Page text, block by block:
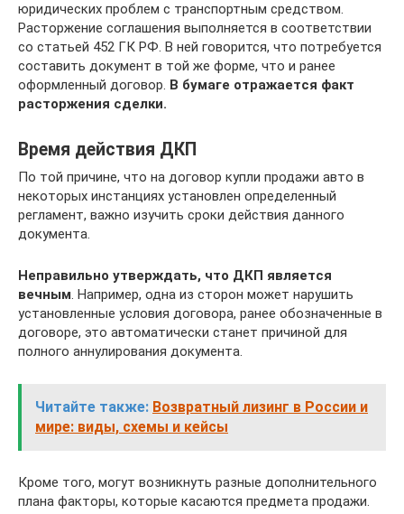
юридических проблем с транспортным средством.
Расторжение соглашения выполняется в соответствии
со статьей 452 ГК РФ. В ней говорится, что потребуется
составить документ в той же форме, что и ранее
оформленный договор. В бумаге отражается факт
расторжения сделки.
Время действия ДКП
По той причине, что на договор купли продажи авто в
некоторых инстанциях установлен определенный
регламент, важно изучить сроки действия данного
документа.
Неправильно утверждать, что ДКП является
вечным. Например, одна из сторон может нарушить
установленные условия договора, ранее обозначенные в
договоре, это автоматически станет причиной для
полного аннулирования документа.
Читайте также: Возвратный лизинг в России и
мире: виды, схемы и кейсы
Кроме того, могут возникнуть разные дополнительного
плана факторы, которые касаются предмета продажи.